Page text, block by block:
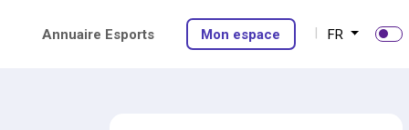
Annuaire Esports Mon espace FR